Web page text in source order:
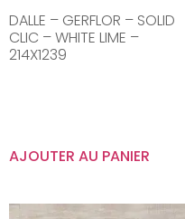
DALLE – GERFLOR – SOLID
CLIC – WHITE LIME –
214X1239
AJOUTER AU PANIER